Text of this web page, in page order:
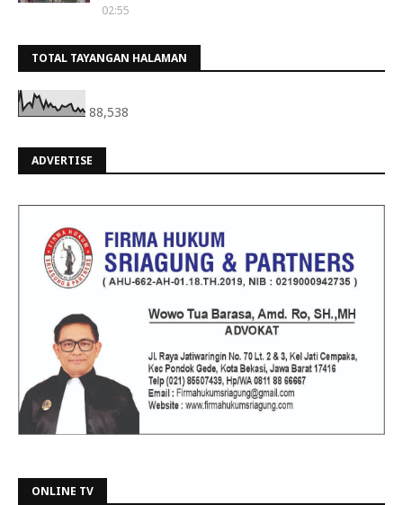
02:55
TOTAL TAYANGAN HALAMAN
88,538
ADVERTISE
ONLINE TV